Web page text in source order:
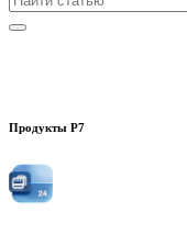
Продукты Р7